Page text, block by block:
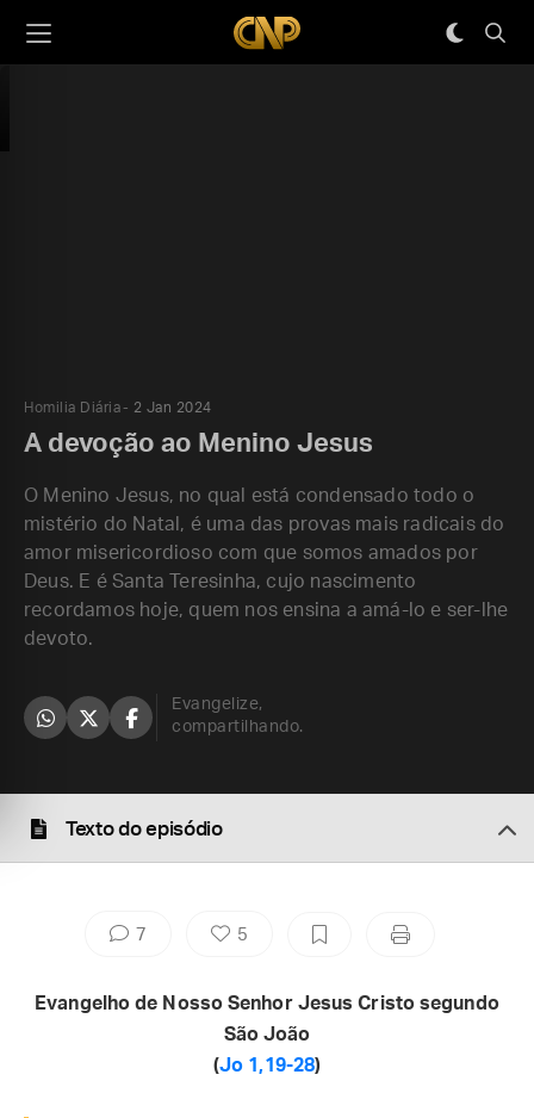
Homilia Diária 2 Jan 2024
A devoção ao Menino Jesus
O Menino Jesus, no qual está condensado todo o
mistério do Natal, é uma das provas mais radicais do
amor misericordioso com que somos amados por
Deus. E é Santa Teresinha, cujo nascimento
recordamos hoje, quem nos ensina a amá-lo e ser-lhe
devoto.
Evangelize,
compartilhando.
Texto do episódio
7 5
Evangelho de Nosso Senhor Jesus Cristo segundo
São João
(Jo 1,19-28)